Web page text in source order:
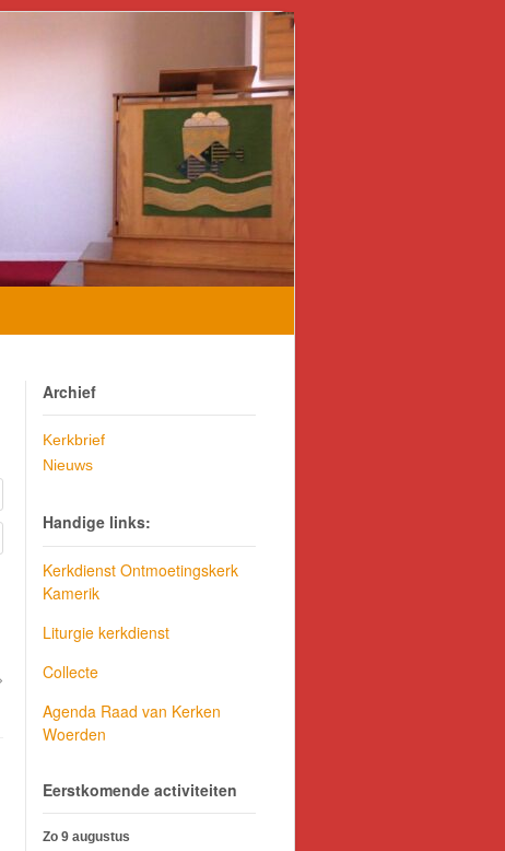
Archief
Kerkbrief
Nieuws
Handige links:
Kerkdienst Ontmoetingskerk
Kamerik
Liturgie kerkdienst
Collecte
Agenda Raad van Kerken
Woerden
Eerstkomende activiteiten
Zo 9 augustus